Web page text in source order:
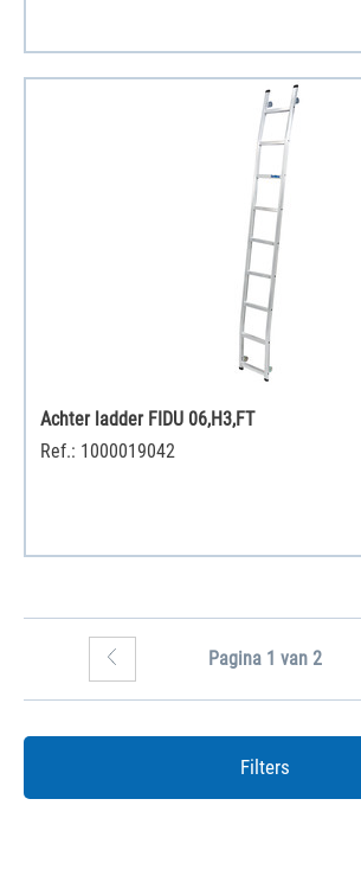
Achter ladder FIDU 06,H3,FT
Ref.: 1000019042
Pagina 1 van 2
Filters